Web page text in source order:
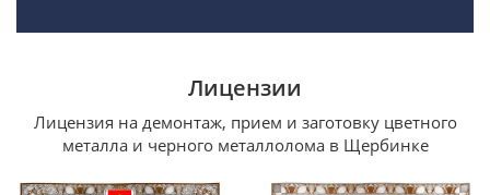
Лицензии
Лицензия на демонтаж, прием и заготовку цветного
металла и черного металлолома в Щербинке